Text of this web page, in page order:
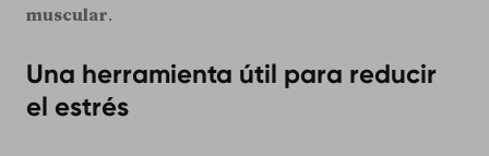
muscular.
Una herramienta útil para reducir
el estrés